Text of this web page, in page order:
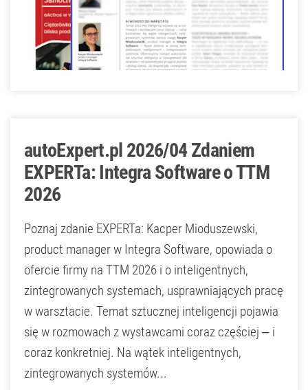
autoExpert.pl 2026/04 Zdaniem
EXPERTa: Integra Software o TTM
2026
Poznaj zdanie EXPERTa: Kacper Mioduszewski,
product manager w Integra Software, opowiada o
ofercie firmy na TTM 2026 i o inteligentnych,
zintegrowanych systemach, usprawniających pracę
w warsztacie. Temat sztucznej inteligencji pojawia
się w rozmowach z wystawcami coraz częściej – i
coraz konkretniej. Na wątek inteligentnych,
zintegrowanych systemów...